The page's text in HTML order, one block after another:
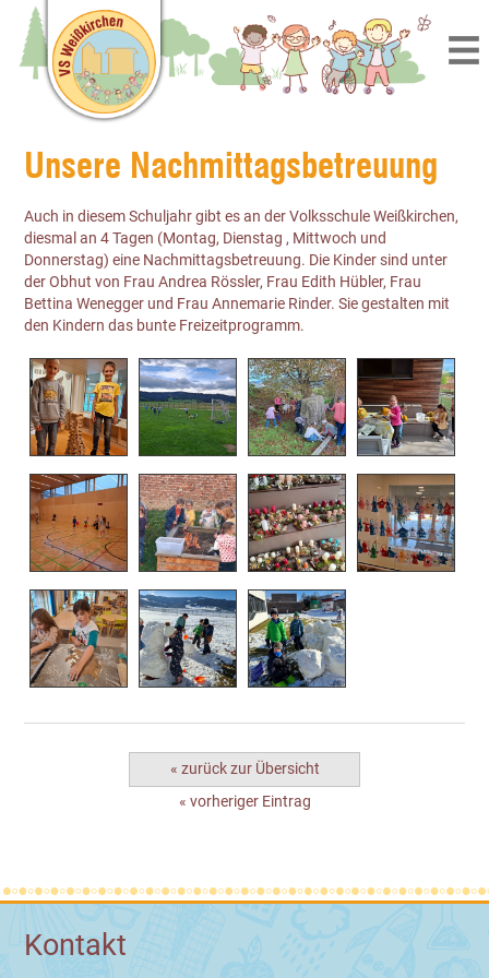
Unsere Nachmittagsbetreuung
Auch in diesem Schuljahr gibt es an der Volksschule Weißkirchen,
diesmal an 4 Tagen (Montag, Dienstag , Mittwoch und
Donnerstag) eine Nachmittagsbetreuung. Die Kinder sind unter
der Obhut von Frau Andrea Rössler, Frau Edith Hübler, Frau
Bettina Wenegger und Frau Annemarie Rinder. Sie gestalten mit
den Kindern das bunte Freizeitprogramm.
« zurück zur Übersicht
« vorheriger Eintrag
Kontakt